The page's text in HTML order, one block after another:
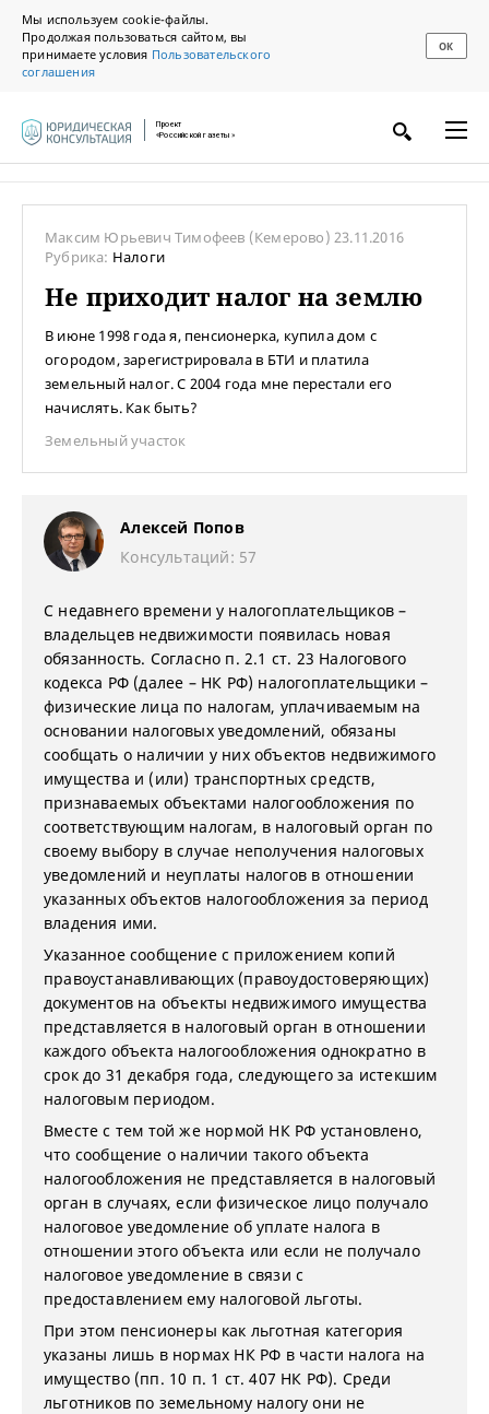
Мы используем cookie-файлы.
Продолжая пользоваться сайтом, вы
принимаете условия Пользовательского
соглашения
ОК
Проект
«Российской газеты»
Максим Юрьевич Тимофеев (Кемерово)23.11.2016
Рубрика: Налоги
Не приходит налог на землю
В июне 1998 года я, пенсионерка, купила дом с
огородом, зарегистрировала в БТИ и платила
земельный налог. С 2004 года мне перестали его
начислять. Как быть?
Земельный участок
Алексей Попов
Консультаций: 57
С недавнего времени у налогоплательщиков –
владельцев недвижимости появилась новая
обязанность. Согласно п. 2.1 ст. 23 Налогового
кодекса РФ (далее – НК РФ) налогоплательщики –
физические лица по налогам, уплачиваемым на
основании налоговых уведомлений, обязаны
сообщать о наличии у них объектов недвижимого
имущества и (или) транспортных средств,
признаваемых объектами налогообложения по
соответствующим налогам, в налоговый орган по
своему выбору в случае неполучения налоговых
уведомлений и неуплаты налогов в отношении
указанных объектов налогообложения за период
владения ими.
Указанное сообщение с приложением копий
правоустанавливающих (правоудостоверяющих)
документов на объекты недвижимого имущества
представляется в налоговый орган в отношении
каждого объекта налогообложения однократно в
срок до 31 декабря года, следующего за истекшим
налоговым периодом.
Вместе с тем той же нормой НК РФ установлено,
что сообщение о наличии такого объекта
налогообложения не представляется в налоговый
орган в случаях, если физическое лицо получало
налоговое уведомление об уплате налога в
отношении этого объекта или если не получало
налоговое уведомление в связи с
предоставлением ему налоговой льготы.
При этом пенсионеры как льготная категория
указаны лишь в нормах НК РФ в части налога на
имущество (пп. 10 п. 1 ст. 407 НК РФ). Среди
льготников по земельному налогу они не